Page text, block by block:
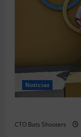
Noticias
CTO Bats Shooters